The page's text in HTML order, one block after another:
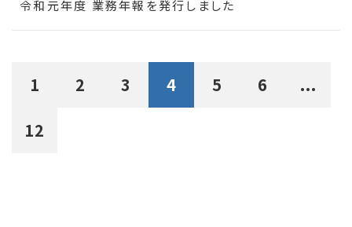
令和元年度 業務年報を発行しました
1 2 3 4 5 6
...
12